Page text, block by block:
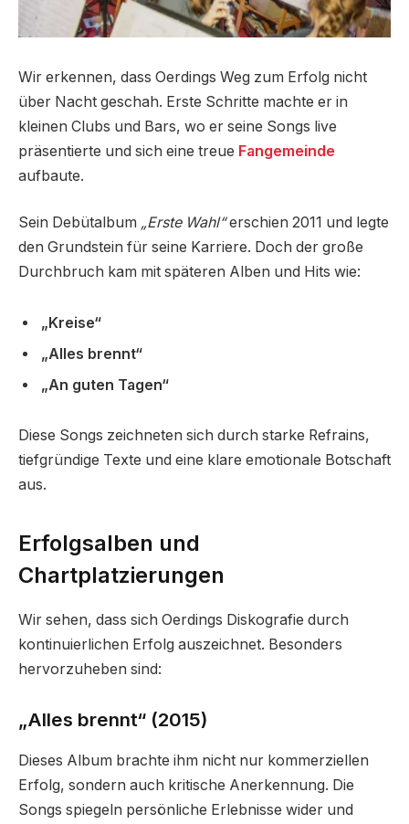
Wir erkennen, dass Oerdings Weg zum Erfolg nicht
über Nacht geschah. Erste Schritte machte er in
kleinen Clubs und Bars, wo er seine Songs live
präsentierte und sich eine treue Fangemeinde
aufbaute.
Sein Debütalbum „Erste Wahl“erschien 2011 und legte
den Grundstein für seine Karriere. Doch der große
Durchbruch kam mit späteren Alben und Hits wie:
„Kreise“
„Alles brennt“
„An guten Tagen“
Diese Songs zeichneten sich durch starke Refrains,
tiefgründige Texte und eine klare emotionale Botschaft
aus.
Erfolgsalben und
Chartplatzierungen
Wir sehen, dass sich Oerdings Diskografie durch
kontinuierlichen Erfolg auszeichnet. Besonders
hervorzuheben sind:
„Alles brennt“ (2015)
Dieses Album brachte ihm nicht nur kommerziellen
Erfolg, sondern auch kritische Anerkennung. Die
Songs spiegeln persönliche Erlebnisse wider und